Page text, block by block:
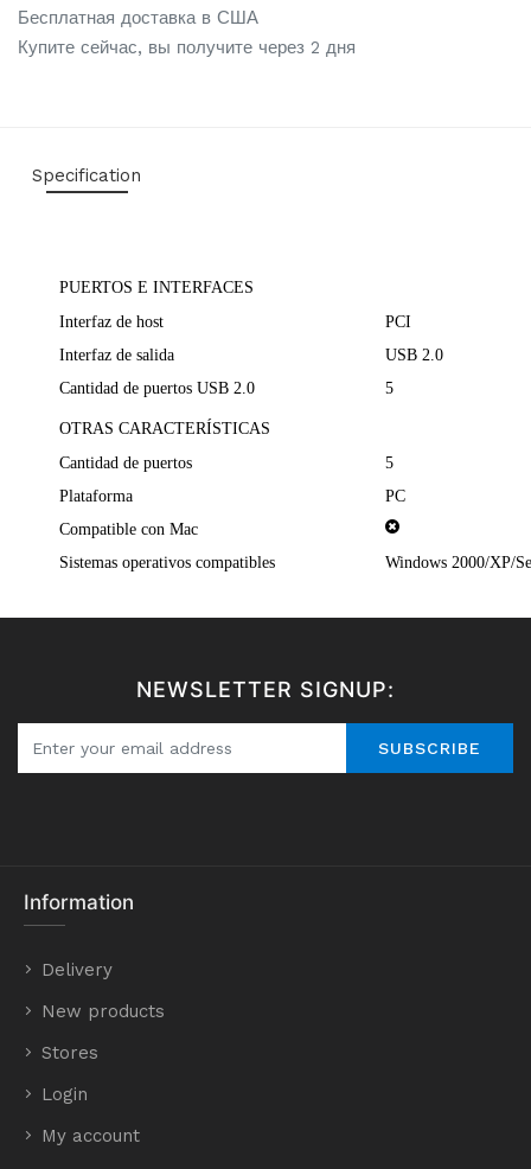
Бесплатная доставка в США
Купите сейчас, вы получите через 2 дня
Specification
PUERTOS E INTERFACES
Interfaz de host
PCI
Interfaz de salida
USB 2.0
Cantidad de puertos USB 2.0
5
OTRAS CARACTERÍSTICAS
Cantidad de puertos
5
Plataforma
PC
Compatible con Mac
Sistemas operativos compatibles
Windows 2000/XP/
NEWSLETTER SIGNUP:
SUBSCRIBE
Information
Delivery
New products
Stores
Login
My account